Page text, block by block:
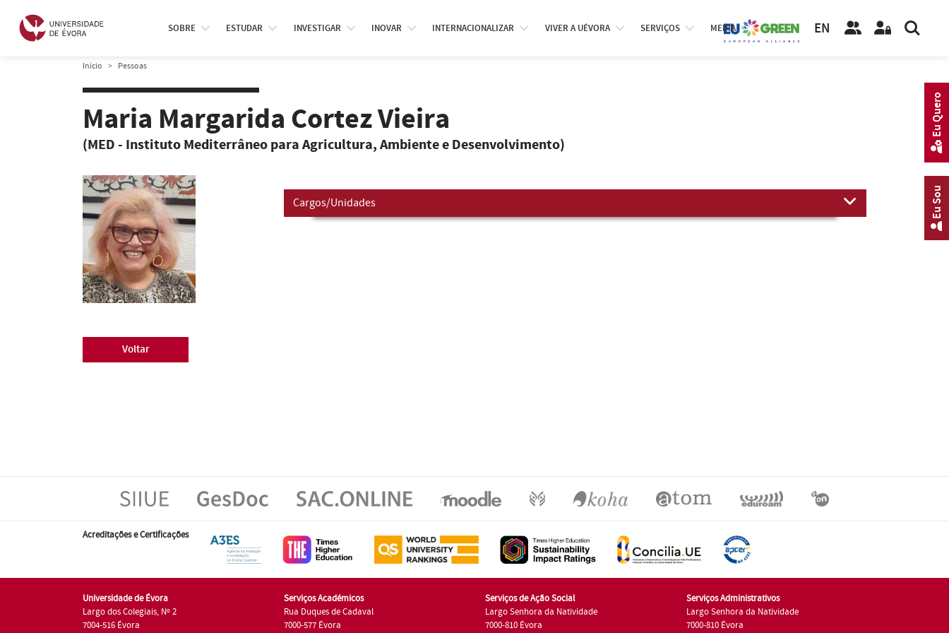
SOBRE ESTUDAR INVESTIGAR INOVAR INTERNACIONALIZAR VIVER A UÉVORA SERVIÇOS MEDIA EN
Início Pessoas
Maria Margarida Cortez Vieira
(MED - Instituto Mediterrâneo para Agricultura, Ambiente e Desenvolvimento)
Cargos/Unidades
Voltar
Acreditações e Certificações
Universidade de Évora
Largo dos Colegiais, Nº 2
7004-516 Évora
Serviços Académicos
Rua Duques de Cadaval
7000-577 Évora
Serviços de Ação Social
Largo Senhora da Natividade
7000-810 Évora
Serviços Administrativos
Largo Senhora da Natividade
7000-810 Évora
Eu Sou
Eu Quero